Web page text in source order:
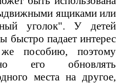
ящиками или
уголок". У детей
быстро падает интерес
пособию, поэтому
его обновлять
места на другое,